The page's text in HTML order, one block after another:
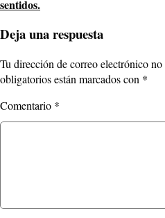
sentidos.
Deja una respuesta
Tu dirección de correo electrónico no
obligatorios están marcados con *
Comentario *